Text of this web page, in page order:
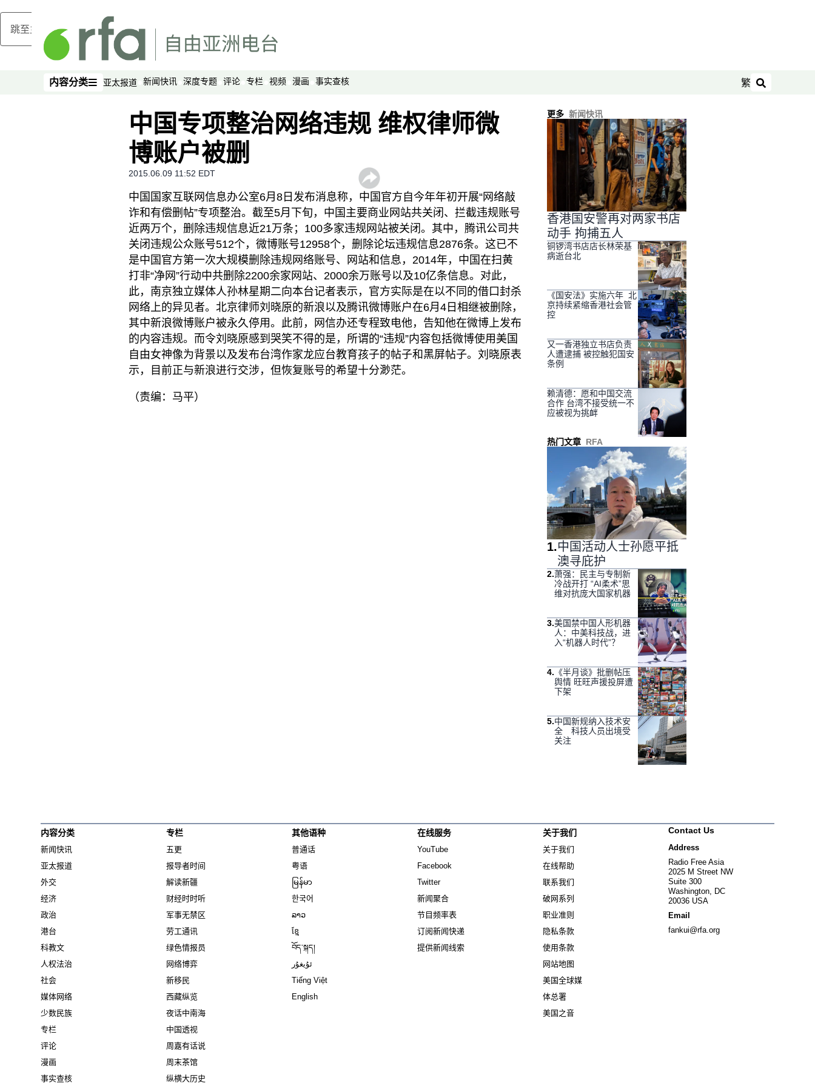
跳至主内容
内容分类
内容分类 亚太报道 新闻快讯 深度专题 评论 专栏 视频 漫画 事实查核 繁
搜索
夜话中南海
新移民
网络博弈
西藏纵览
解读新疆
财经时时听
评论
播客
显示 播客 个子部分
《亚太报道》音频
漫画
事实查核
中国专项整治网络违规 维权律师微
博账户被删
2015.06.09 11:52 EDT
中国国家互联网信息办公室6月8日发布消息称，中国官方自今年年初开展“网络敲
诈和有偿删帖”专项整治。截至5月下旬，中国主要商业网站共关闭、拦截违规账号
近两万个，删除违规信息近21万条；100多家违规网站被关闭。其中，腾讯公司共
关闭违规公众账号512个，微博账号12958个，删除论坛违规信息2876条。这已不
是中国官方第一次大规模删除违规网络账号、网站和信息，2014年，中国在扫黄
打非“净网”行动中共删除2200余家网站、2000余万账号以及10亿条信息。对此，
此，南京独立媒体人孙林星期二向本台记者表示，官方实际是在以不同的借口封杀
网络上的异见者。北京律师刘晓原的新浪以及腾讯微博账户在6月4日相继被删除，
其中新浪微博账户被永久停用。此前，网信办还专程致电他，告知他在微博上发布
的内容违规。而令刘晓原感到哭笑不得的是，所谓的“违规”内容包括微博使用美国
自由女神像为背景以及发布台湾作家龙应台教育孩子的帖子和黑屏帖子。刘晓原表
示，目前正与新浪进行交涉，但恢复账号的希望十分渺茫。
（责编：马平）
更多 新闻快讯
香港国安警再对两家书店
动手 拘捕五人
铜锣湾书店店长林荣基
病逝台北
《国安法》实施六年 北
京持续紧缩香港社会管
控
又一香港独立书店负责
人遭逮捕 被控触犯国安
条例
赖清德：愿和中国交流
合作 台湾不接受统一不
应被视为挑衅
热门文章 RFA
1.中国活动人士孙愿平抵
澳寻庇护
2.萧强：民主与专制新
冷战开打 “AI柔术”思
维对抗庞大国家机器
3.美国禁中国人形机器
人：中美科技战，进
入“机器人时代”？
4. 《半月谈》批删帖压
舆情 旺旺声援投屏遭
下架
5.中国新规纳入技术安
全 科技人员出境受
关注
内容分类
新闻快讯
亚太报道
外交
经济
政治
港台
科教文
人权法治
社会
媒体网络
少数民族
专栏
评论
漫画
事实查核
专栏
五更
报导者时间
解读新疆
财经时时听
军事无禁区
劳工通讯
绿色情报员
网络博弈
新移民
西藏纵览
夜话中南海
中国透视
周嘉有话说
周末茶馆
纵横大历史
其他语种
普通话
粤语
မြန်မာ
한국어
ລາວ
ខ្មែ
བོད་སྐད།
ئۇيغۇر
Tiếng Việt
English
在线服务
YouTube
Facebook
Twitter
新闻聚合
节目频率表
订阅新闻快递
提供新闻线索
关于我们
关于我们
在线帮助
联系我们
破网系列
职业准则
隐私条款
使用条款
网站地图
美国全球媒
体总署
美国之音
Contact Us
Address
Radio Free Asia
2025 M Street NW
Suite 300
Washington, DC
20036 USA
Email
fankui@rfa.org